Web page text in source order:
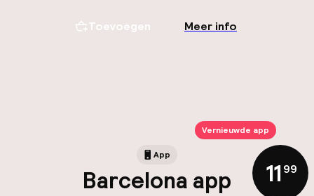
Toevoegen Meer info
Vernieuwde app
App
Barcelona app 11 ,99